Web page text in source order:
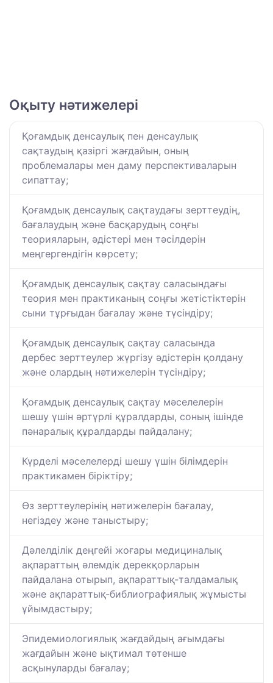
Оқыту нәтижелері
Қоғамдық денсаулық пен денсаулық
сақтаудың қазіргі жағдайын, оның
проблемалары мен даму перспективаларын
сипаттау;
Қоғамдық денсаулық сақтаудағы зерттеудің,
бағалаудың және басқарудың соңғы
теорияларын, әдістері мен тәсілдерін
меңгергендігін көрсету;
Қоғамдық денсаулық сақтау саласындағы
теория мен практиканың соңғы жетістіктерін
сыни тұрғыдан бағалау және түсіндіру;
Қоғамдық денсаулық сақтау саласында
дербес зерттеулер жүргізу әдістерін қолдану
және олардың нәтижелерін түсіндіру;
Қоғамдық денсаулық сақтау мәселелерін
шешу үшін әртүрлі құралдарды, соның ішінде
пәнаралық құралдарды пайдалану;
Күрделі мәселелерді шешу үшін білімдерін
практикамен біріктіру;
Өз зерттеулерінің нәтижелерін бағалау,
негіздеу және таныстыру;
Дәлелділік деңгейі жоғары медициналық
ақпараттың әлемдік дерекқорларын
пайдалана отырып, ақпараттық-талдамалық
және ақпараттық-библиографиялық жұмысты
ұйымдастыру;
Эпидемиологиялық жағдайдың ағымдағы
жағдайын және ықтимал төтенше
асқынуларды бағалау;